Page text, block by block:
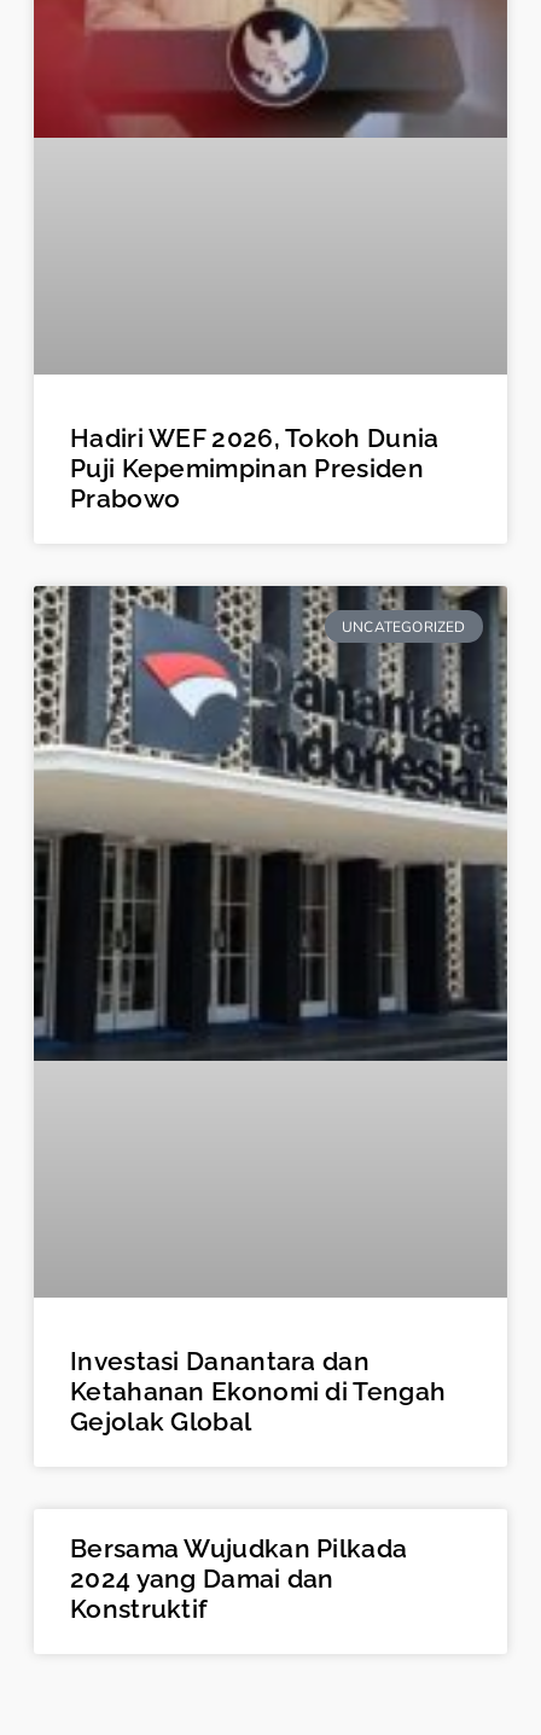
Hadiri WEF 2026, Tokoh Dunia
Puji Kepemimpinan Presiden
Prabowo
UNCATEGORIZED
Investasi Danantara dan
Ketahanan Ekonomi di Tengah
Gejolak Global
Bersama Wujudkan Pilkada
2024 yang Damai dan
Konstruktif